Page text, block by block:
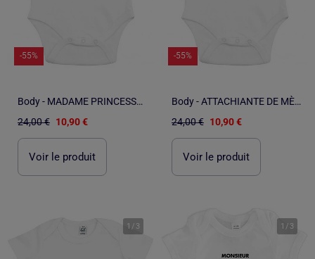
-55%
Body - MADAME PRINCESSE WAF
24,00 € 10,90 €
Voir le produit
-55%
Body - ATTACHIANTE DE MÈRE EN FILLE 2
24,00 € 10,90 €
Voir le produit
1 / 3 1 / 3